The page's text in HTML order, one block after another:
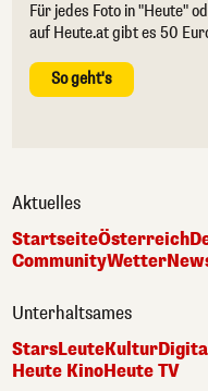
Für jedes Foto in "Heute"
auf Heute.at gibt es 50
So geht's
Aktuelles
StartseiteÖsterreich
CommunityWetter
Unterhaltsames
StarsLeuteKulturDigital
Heute KinoHeute TV